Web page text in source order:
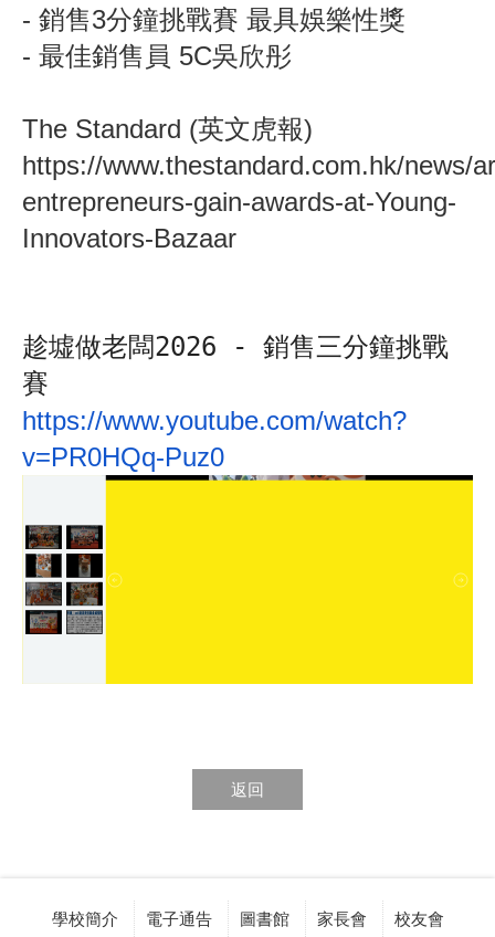
- 銷售3分鐘挑戰賽 最具娛樂性獎
- 最佳銷售員 5C吳欣彤
The Standard (英文虎報)
https://www.thestandard.com.hk/news/
entrepreneurs-gain-awards-at-Young-
Innovators-Bazaar
趁墟做老闆2026 - 銷售三分鐘挑戰
賽
https://www.youtube.com/watch?
v=PR0HQq-Puz0
返回
學校簡介 電子通告 圖書館 家長會 校友會